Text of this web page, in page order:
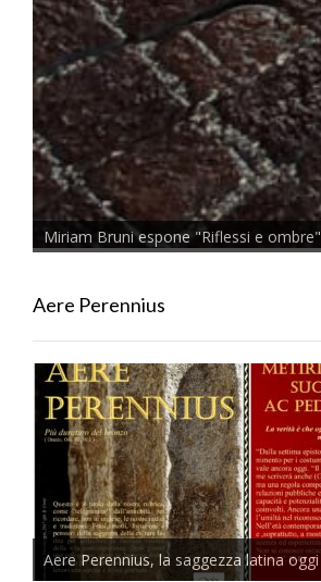
Miriam Bruni espone "Riflessi e ombre"
Aere Perennius
Aere Perennius, la saggezza latina oggi